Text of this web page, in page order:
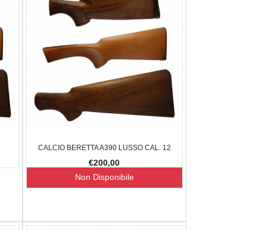
CALCIO BERETTA A390 LUSSO CAL. 12
€200,00
Non Disponibile